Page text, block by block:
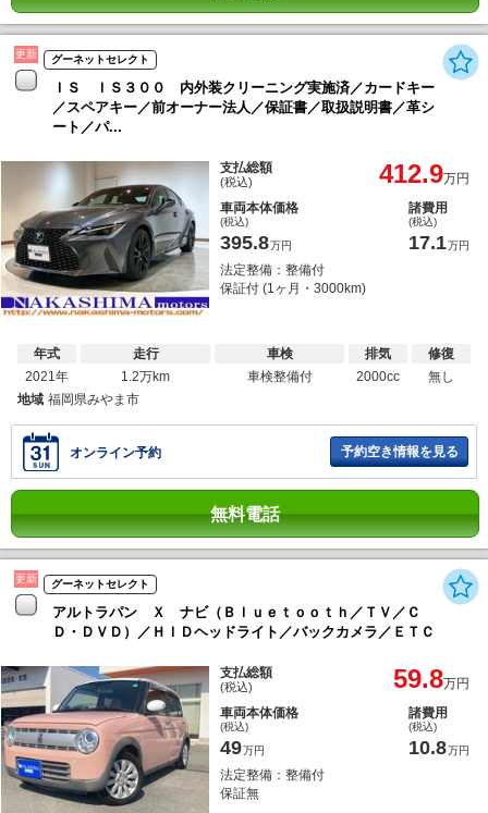
更新 グーネットセレクト
ＩＳ ＩＳ３００ 内外装クリーニング実施済／カードキー
／スペアキー／前オーナー法人／保証書／取扱説明書／革シ
ート／パ...
支払総額
(税込) 412.9万円
車両本体価格
(税込)
395.8万円
諸費用
(税込)
17.1万円
法定整備：整備付
保証付 (1ヶ月・3000km)
年式
2021年
走行
1.2万km
車検
車検整備付
排気
2000cc
修復
無し
地域 福岡県みやま市
オンライン予約 予約空き情報を見る
無料電話
更新 グーネットセレクト
アルトラパン Ｘ ナビ（Ｂｌｕｅｔｏｏｔｈ／ＴＶ／Ｃ
Ｄ・ＤＶＤ）／ＨＩＤヘッドライト／バックカメラ／ＥＴＣ
支払総額
(税込) 59.8万円
車両本体価格
(税込)
49万円
諸費用
(税込)
10.8万円
法定整備：整備付
保証無